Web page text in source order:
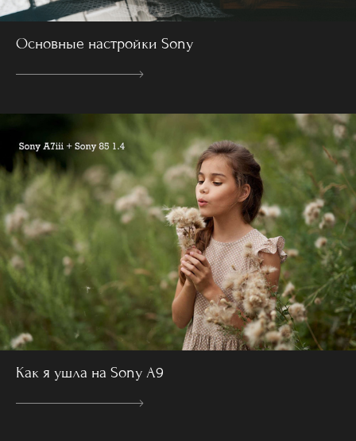
Основные настройки Sony
Как я ушла на Sony A9